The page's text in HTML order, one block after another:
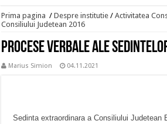
Prima pagina / Despre institutie / Activitatea
Consiliului Judetean 2016
Procese verbale ale
Marius Simion 04.11.2021
Sedinta extraordinara a Consiliului Judetean